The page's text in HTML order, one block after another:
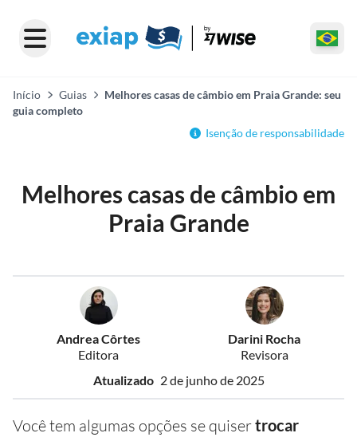
Início Guias
Melhores casas de câmbio em Praia Grande: seu
guia completo
Isenção de responsabilidade
Melhores casas de câmbio em
Praia Grande
Andrea Côrtes
Editora
Darini Rocha
Revisora
Atualizado 2 de junho de 2025
Você tem algumas opções se quisertrocar